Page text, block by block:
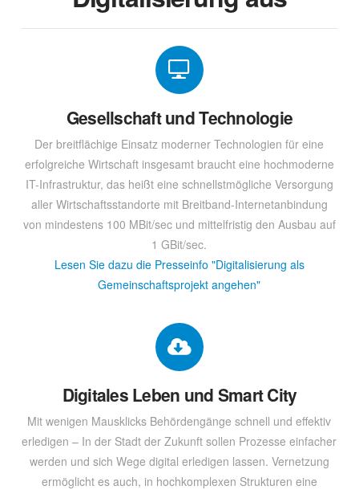
Gesellschaft und Technologie
Der breitflächige Einsatz moderner Technologien für eine
erfolgreiche Wirtschaft insgesamt braucht eine hochmoderne
IT-Infrastruktur, das heißt eine schnellstmögliche Versorgung
aller Wirtschaftsstandorte mit Breitband-Internetanbindung
von mindestens 100 MBit/sec und mittelfristig den Ausbau auf
1 GBit/sec.
Lesen Sie dazu die Presseinfo "Digitalisierung als
Gemeinschaftsprojekt angehen"
Digitales Leben und Smart City
Mit wenigen Mausklicks Behördengänge schnell und effektiv
erledigen – In der Stadt der Zukunft sollen Prozesse einfacher
werden und sich Wege digital erledigen lassen. Vernetzung
ermöglicht es auch, in hochkomplexen Strukturen eine